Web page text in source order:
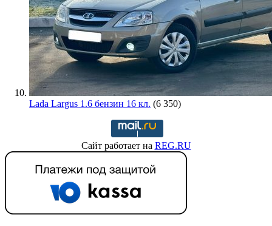
Lada Largus 1.6 бензин 16 кл. (6 350)
Сайт работает на REG.RU